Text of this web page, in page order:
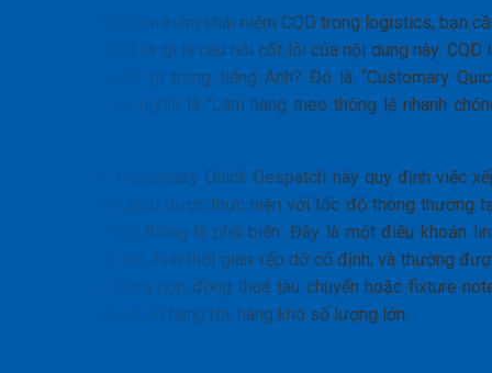
Nếu bạn đang tìm kiếm khái niệm CQD trong logistics, bạn
CQD là gì là câu hỏi cốt lõi của nội dung này. CQD
viết tắt của từ gì trong tiếng Anh? Đó là “Customary
Despatch”, có nghĩa là “Làm hàng theo thông lệ nhanh
Điều khoản Customary Quick Despatch này quy định việc
dỡ hàng hóa phải được thực hiện với tốc độ thông thường
cảng, dựa trên thông lệ phổ biến. Đây là một điều khoản
hoạt, không xác định thời gian xếp dỡ cố định, và thường
thỏa thuận trong hợp đồng thuê tàu chuyến hoặc fixture
đặc biệt với các lô hàng rời, hàng khô số lượng lớn.